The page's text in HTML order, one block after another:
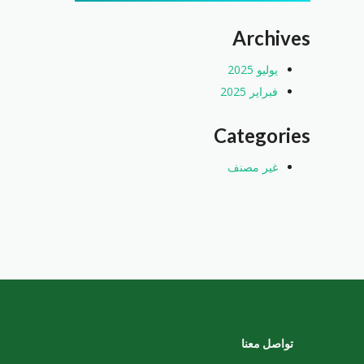
Archives
يوليو 2025
فبراير 2025
Categories
غير مصنف
تواصل معنا